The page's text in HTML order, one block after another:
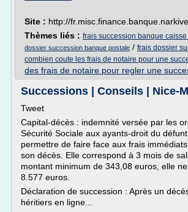
Site : http://
Thèmes liés : frais succession banque
dossier succession banque postale / frais dossier
combien coute les frais de notaire pour une
des frais de notaire pour regler une
Successions | Conseils | Nice-
Tweet
Capital-décès : indemnité versée par les
Sécurité Sociale aux ayants-droit du
permettre de faire face aux frais
son décès. Elle correspond à 3 mois de
montant minimum de 343,08 euros, elle
8.577 euros.
Déclaration de succession : Après un
héritiers en ligne...